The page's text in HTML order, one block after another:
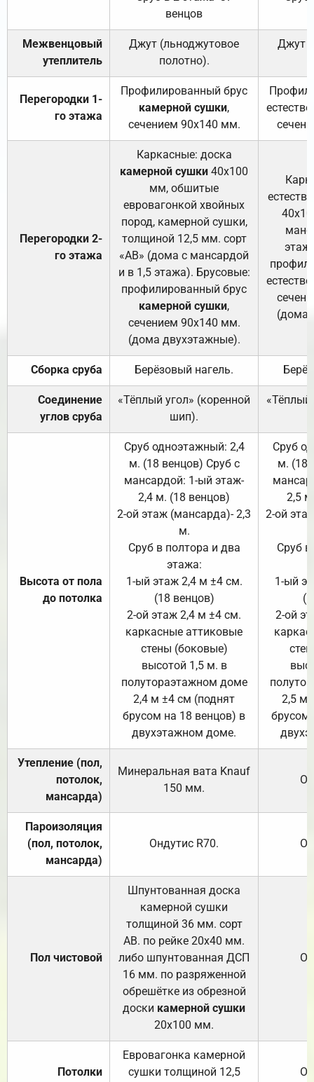
венцов
Межвенцовый
утеплитель
Джут (льноджутовое
полотно).
Джут
Перегородки 1-
го этажа
Профилированный брус
камерной сушки,
сечением 90х140 мм.
Перегородки 2-
го этажа
Каркасные: доска
камерной сушки 40х100
мм, обшитые
евровагонкой хвойных
пород, камерной сушки,
толщиной 12,5 мм. сорт
«АВ» (дома с мансардой
и в 1,5 этажа). Брусовые:
профилированный брус
камерной сушки,
сечением 90х140 мм.
(дома двухэтажные).
(дома
Сборка сруба Берёзовый нагель.
Соединение
углов сруба
«Тёплый угол» (коренной
шип).
«Тёплый
Высота от пола
до потолка
Сруб одноэтажный: 2,4
м. (18 венцов) Сруб с
мансардой: 1-ый этаж-
2,4 м. (18 венцов)
2-ой этаж (мансарда)- 2,3
м.
Сруб в полтора и два
этажа:
1-ый этаж 2,4 м ±4 см.
(18 венцов)
2-ой этаж 2,4 м ±4 см.
каркасные аттиковые
стены (боковые)
высотой 1,5 м. в
полутораэтажном доме
2,4 м ±4 см (поднят
брусом на 18 венцов) в
двухэтажном доме.
Сруб
м. (18
2,5
2-ой
Сруб
1-ый
2-ой
2,5 м
брусом
Утепление (пол,
потолок,
мансарда)
Минеральная вата Knauf
150 мм.
Пароизоляция
(пол, потолок,
мансарда)
Ондутис R70.
Пол чистовой
Шпунтованная доска
камерной сушки
толщиной 36 мм. сорт
АВ. по рейке 20х40 мм.
либо шпунтованная ДСП
16 мм. по разряженной
обрешётке из обрезной
доски камерной сушки
20х100 мм.
Потолки
Евровагонка камерной
сушки толщиной 12,5